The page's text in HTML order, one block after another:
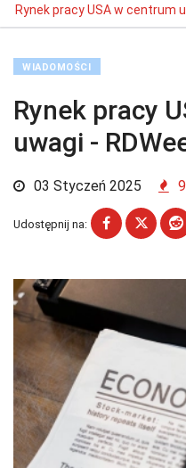
Rynek pracy USA w centrum
WIADOMOŚCI
Rynek pracy
uwagi -
03 Styczeń 2025
Udostępnij na: